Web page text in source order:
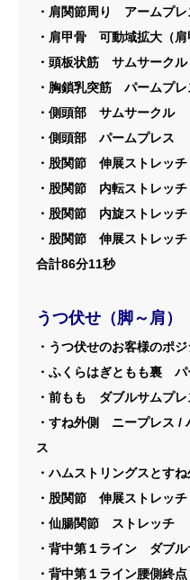
・肩関節周り アームプレ
・肩甲骨 可動域拡大（肩
・頭板状筋 サムサークル
・胸鎖乳突筋 パームプレ
・側頭部 サムサークル
・側頭部 パームプレス
・股関節 伸展ストレッチ
・股関節 内転ストレッチ
・股関節 内旋ストレッ
・股関節 伸展ストレ
合計86分11秒
うつ伏せ（脚～肩）
・うつ伏せのお客様のポ
・ふくらはぎともも裏 パ
・前もも ダブルサムプレ
・すね外側 ニープレス /
ス
・ハムストリングスとす
・股関節 伸展ストレッチ
・仙腸関節 ストレッチ
・背中第１ライン ダブル
・背中第１ライン腰側終